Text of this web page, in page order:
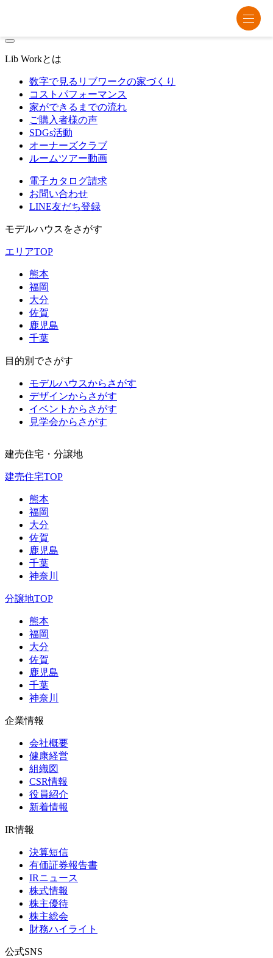
Lib Workとは
数字で見るリブワークの家づくり
コストパフォーマンス
家ができるまでの流れ
ご購入者様の声
SDGs活動
オーナーズクラブ
ルームツアー動画
電子カタログ請求
お問い合わせ
LINE友だち登録
モデルハウスをさがす
エリアTOP
熊本
福岡
大分
佐賀
鹿児島
千葉
目的別でさがす
モデルハウスからさがす
デザインからさがす
イベントからさがす
見学会からさがす
建売住宅・分譲地
建売住宅TOP
熊本
福岡
大分
佐賀
鹿児島
千葉
神奈川
分譲地TOP
熊本
福岡
大分
佐賀
鹿児島
千葉
神奈川
企業情報
会社概要
健康経営
組織図
CSR情報
役員紹介
新着情報
IR情報
決算短信
有価証券報告書
IRニュース
株式情報
株主優待
株主総会
財務ハイライト
公式SNS